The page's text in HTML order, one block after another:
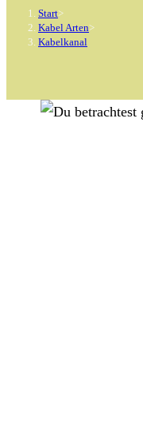
Start>
Kabel Arten>
Kabelkanal